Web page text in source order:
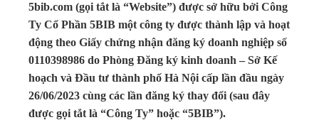
5bib.com (gọi tắt là “Website”) được sở hữu bởi Công
Ty Cổ Phần 5BIB một công ty được thành lập và hoạt
động theo Giấy chứng nhận đăng ký doanh nghiệp số
0110398986 do Phòng Đăng ký kinh doanh – Sở Kế
hoạch và Đầu tư thành phố Hà Nội cấp lần đầu ngày
26/06/2023 cùng các lần đăng ký thay đổi (sau đây
được gọi tắt là “Công Ty” hoặc “5BIB”).